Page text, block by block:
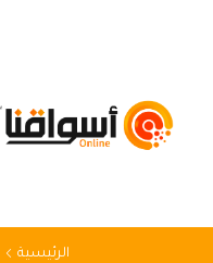
الرئيسية